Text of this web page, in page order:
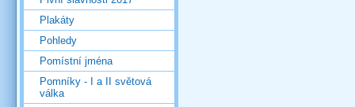
Plakáty
Pohledy
Pomístní jména
Pomníky - I a II světová
válka